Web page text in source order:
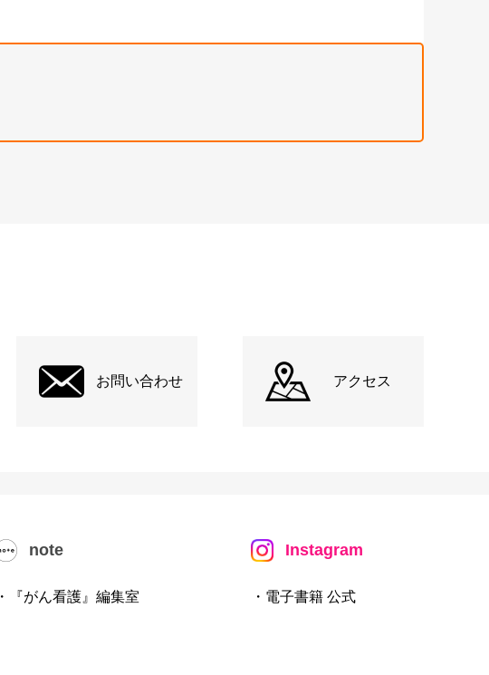
お問い合わせ アクセス
note
・『がん看護』編集室
Instagram
・電子書籍 公式